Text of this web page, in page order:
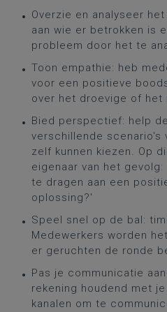
Overzie en analyseer
aan wie er betrokken is
probleem door het te
Toon empathie: heb
voor een positieve
over het droevige of het
Bied perspectief: help
verschillende scenario's
zelf kunnen kiezen. Op
eigenaar van het
te dragen aan een
oplossing?'
Speel snel op de bal:
Medewerkers worden
er geruchten de ronde
Pas je communicatie
rekening houdend met
kanalen om te